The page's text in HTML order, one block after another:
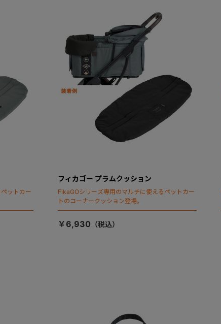
ットカー
フィカゴー プラムクッション
FikaGOシリーズ専用のマルチに使えるペットカー
トのコーナークッション登場。
￥6,930